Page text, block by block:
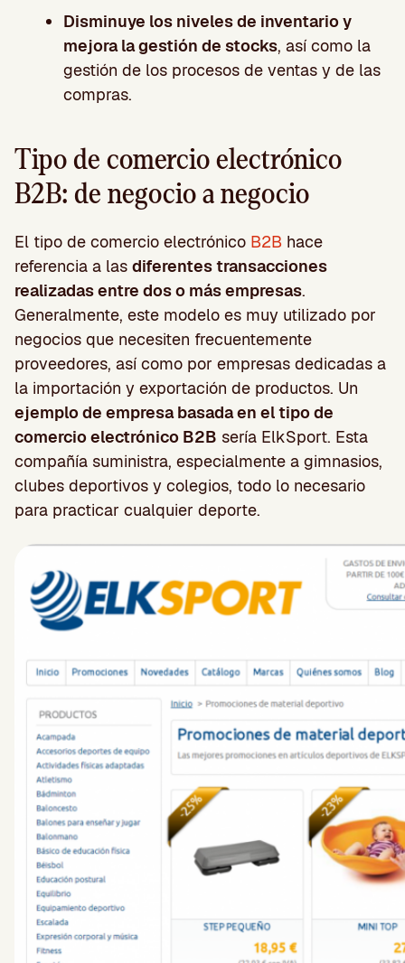
Disminuye los niveles de inventario y
mejora la gestión de stocks, así como la
gestión de los procesos de ventas y de las
compras.
Tipo de comercio electrónico
B2B: de negocio a negocio
El tipo de comercio electrónico B2B hace
referencia a las diferentes transacciones
realizadas entre dos o más empresas.
Generalmente, este modelo es muy utilizado por
negocios que necesiten frecuentemente
proveedores, así como por empresas dedicadas a
la importación y exportación de productos. Un
ejemplo de empresa basada en el tipo de
comercio electrónico B2B sería ElkSport. Esta
compañía suministra, especialmente a gimnasios,
clubes deportivos y colegios, todo lo necesario
para practicar cualquier deporte.